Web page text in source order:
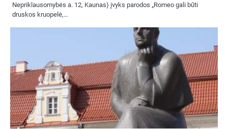
Nepriklausomybės a. 12, Kaunas) įvyks parodos „Romeo gali būti
druskos kruopelė,…